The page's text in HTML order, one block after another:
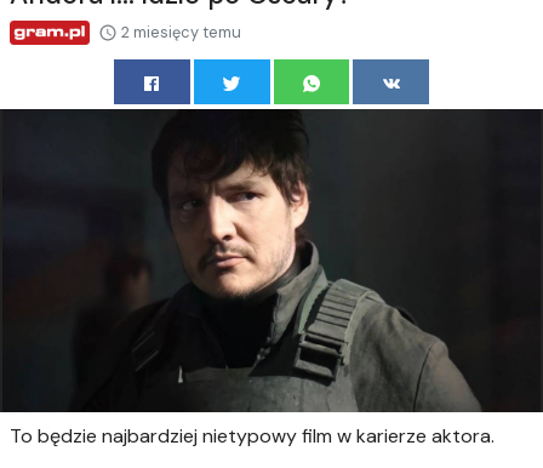
2 miesięcy temu
To będzie najbardziej nietypowy film w karierze aktora.